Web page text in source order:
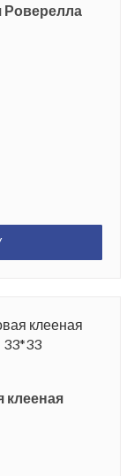
Роверелла
клееная